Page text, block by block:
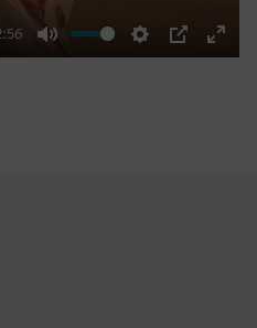
Mute Settings
PIP
Enter